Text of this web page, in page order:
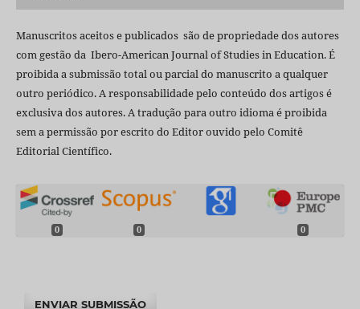
Manuscritos aceitos e publicados são de propriedade dos autores
com gestão da Ibero-American Journal of Studies in Education. É
proibida a submissão total ou parcial do manuscrito a qualquer
outro periódico. A responsabilidade pelo conteúdo dos artigos é
exclusiva dos autores. A tradução para outro idioma é proibida
sem a permissão por escrito do Editor ouvido pelo Comitê
Editorial Científico.
0 0 0
ENVIAR SUBMISSÃO